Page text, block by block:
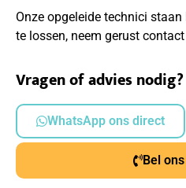
Onze opgeleide technici
te lossen, neem gerust
Vragen of advies nodig?
WhatsApp ons direct
Bel